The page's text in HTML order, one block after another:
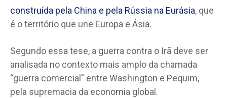
construída pela China e pela Rússia na Eurásia, que
é o território que une Europa e Ásia.
Segundo essa tese, a guerra contra o Irã deve ser
analisada no contexto mais amplo da chamada
“guerra comercial” entre Washington e Pequim,
pela supremacia da economia global.